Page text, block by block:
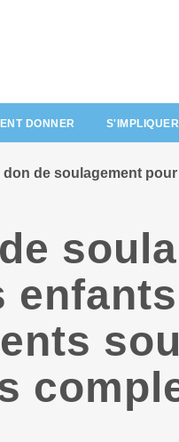
DONNER S'IMPLIQUER
don de soulagement